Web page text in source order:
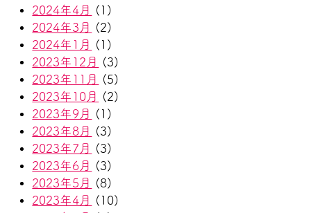
2024年4月
(1)
2024年3月
(2)
2024年1月
(1)
2023年12月
(3)
2023年11月
(5)
2023年10月
(2)
2023年9月
(1)
2023年8月
(3)
2023年7月
(3)
2023年6月
(3)
2023年5月
(8)
2023年4月
(10)